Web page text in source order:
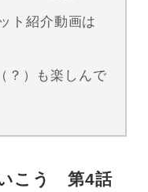
ト紹介動画は
？）も楽しんで
こう 第4話